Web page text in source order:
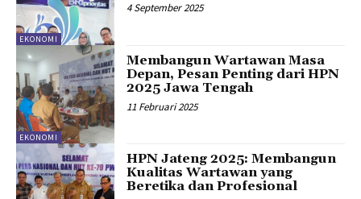
EKONOMI
4 September 2025
EKONOMI
Membangun Wartawan Masa
Depan, Pesan Penting dari HPN
2025 Jawa Tengah
11 Februari 2025
HPN Jateng 2025: Membangun
Kualitas Wartawan yang
Beretika dan Profesional